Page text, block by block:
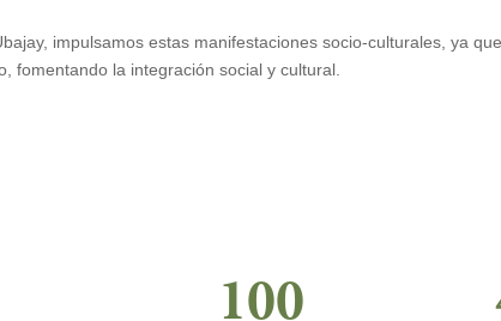
impulsamos estas manifestaciones socio-culturales, ya
fomentando la integración social y cultural.
100